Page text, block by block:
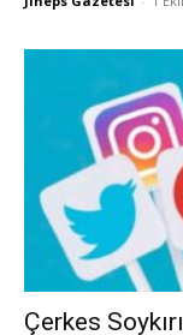
Çerkes